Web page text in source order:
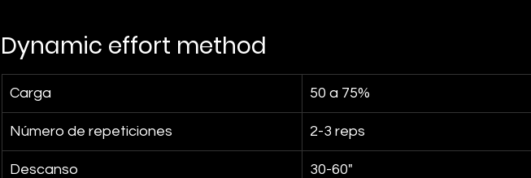
Dynamic effort method
Carga 50 a 75%
Número de repeticiones 2-3 reps
Descanso 30-60"